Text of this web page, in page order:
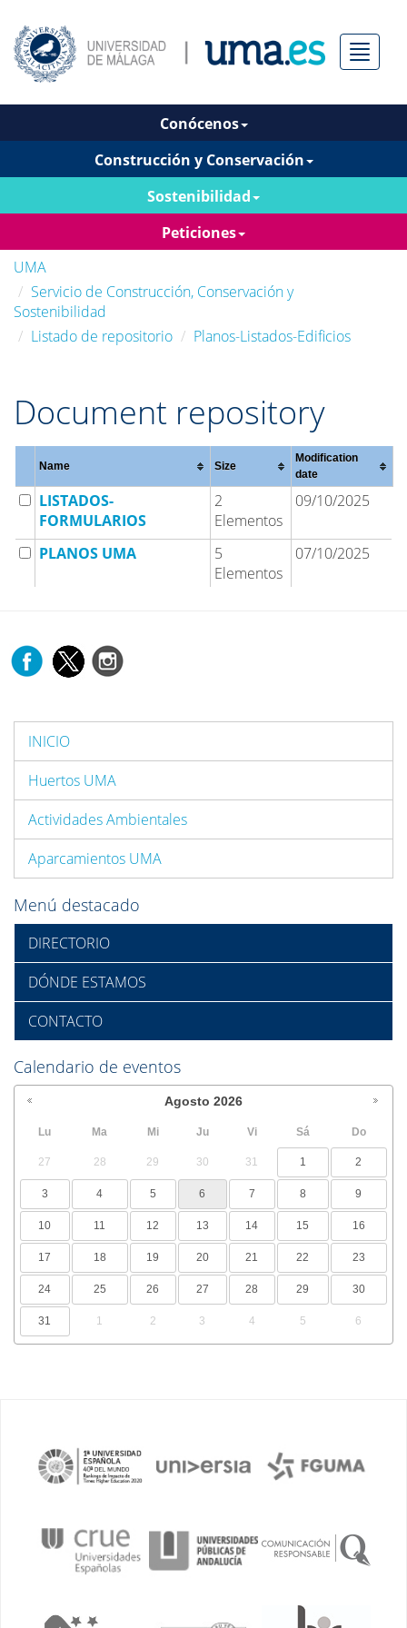
Menú
Conócenos
Construcción y Conservación
Sostenibilidad
Peticiones
UMA
Servicio de Construcción, Conservación y
Sostenibilidad
Listado de repositorio
Planos-Listados-Edificios
Document repository
Name Size
Modification
date
LISTADOS-
FORMULARIOS
2
Elementos
09/10/2025
PLANOS UMA
5
Elementos
07/10/2025
INICIO
Huertos UMA
Actividades Ambientales
Aparcamientos UMA
Menú destacado
DIRECTORIO
DÓNDE ESTAMOS
CONTACTO
Calendario de eventos
Agosto 2026
Lu Ma Mi Ju Vi Sá Do
27 28 29 30 31 1 2
3 4 5 6 7 8 9
10 11 12 13 14 15 16
17 18 19 20 21 22 23
24 25 26 27 28 29 30
31 1 2 3 4 5 6